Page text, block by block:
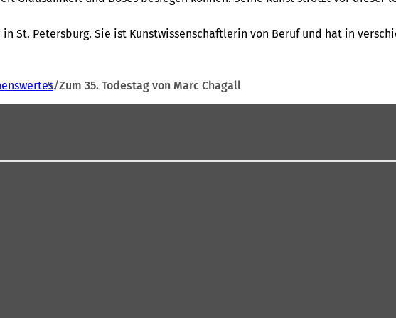
St. Petersburg. Sie ist Kunstwissenschaftlerin von Beruf und hat in
Zum 35. Todestag von Marc Chagall